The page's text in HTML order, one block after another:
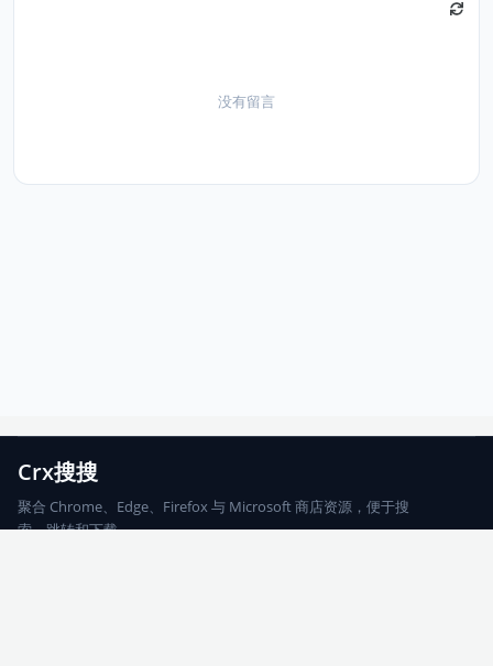
没有留言
Crx搜搜
聚合 Chrome、Edge、Firefox 与 Microsoft 商店资源，便于搜
索、跳转和下载。